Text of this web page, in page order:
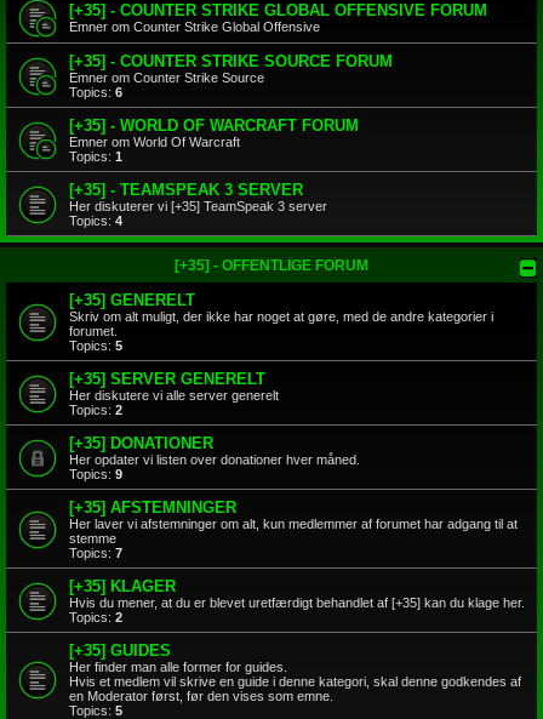
[+35] - COUNTER STRIKE GLOBAL OFFENSIVE FORUM
Emner om Counter Strike Global Offensive
[+35] - COUNTER STRIKE SOURCE FORUM
Emner om Counter Strike Source
Topics: 6
[+35] - WORLD OF WARCRAFT FORUM
Emner om World Of Warcraft
Topics: 1
[+35] - TEAMSPEAK 3 SERVER
Her diskuterer vi [+35] TeamSpeak 3 server
Topics: 4
[+35] - OFFENTLIGE FORUM
[+35] GENERELT
Skriv om alt muligt, der ikke har noget at gøre, med de andre kategorier i
forumet.
Topics: 5
[+35] SERVER GENERELT
Her diskutere vi alle server generelt
Topics: 2
[+35] DONATIONER
Her opdater vi listen over donationer hver måned.
Topics: 9
[+35] AFSTEMNINGER
Her laver vi afstemninger om alt, kun medlemmer af forumet har adgang til at
stemme
Topics: 7
[+35] KLAGER
Hvis du mener, at du er blevet uretfærdigt behandlet af [+35] kan du klage her.
Topics: 2
[+35] GUIDES
Her finder man alle former for guides.
Hvis et medlem vil skrive en guide i denne kategori, skal denne godkendes af
en Moderator først, før den vises som emne.
Topics: 5